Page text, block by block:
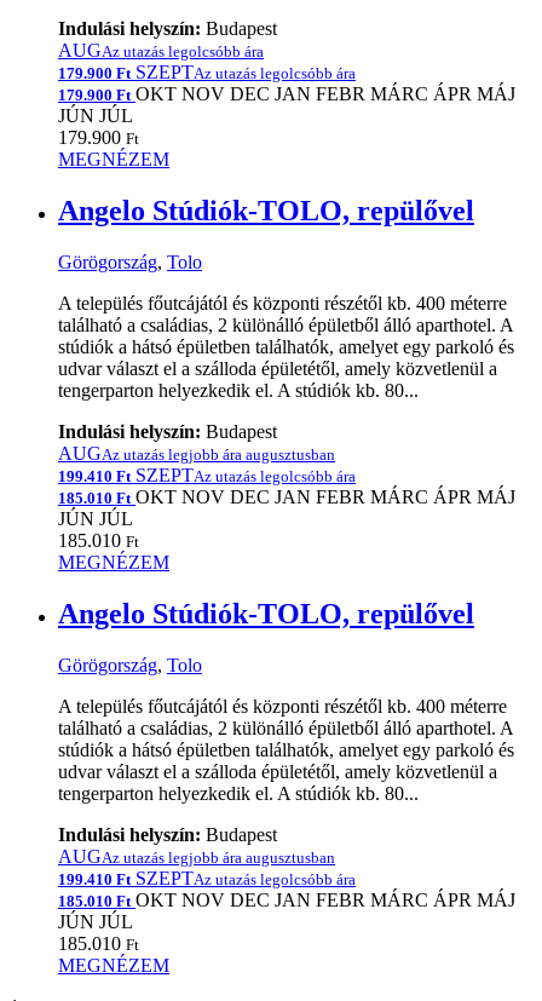
Indulási helyszín: Budapest
AUGAz utazás legolcsóbb ára
179.900 Ft SZEPTAz utazás legolcsóbb ára
179.900 Ft OKT NOV DEC JAN FEBR MÁRC ÁPR MÁJ
JÚN JÚL
179.900 Ft
MEGNÉZEM
Angelo Stúdiók-TOLO, repülővel
Görögország, Tolo
A település főutcájától és központi részétől kb. 400 méterre
található a családias, 2 különálló épületből álló aparthotel. A
stúdiók a hátsó épületben találhatók, amelyet egy parkoló és
udvar választ el a szálloda épületétől, amely közvetlenül a
tengerparton helyezkedik el. A stúdiók kb. 80...
Indulási helyszín: Budapest
AUGAz utazás legjobb ára augusztusban
199.410 Ft SZEPTAz utazás legolcsóbb ára
185.010 Ft OKT NOV DEC JAN FEBR MÁRC ÁPR MÁJ
JÚN JÚL
185.010 Ft
MEGNÉZEM
Angelo Stúdiók-TOLO, repülővel
Görögország, Tolo
A település főutcájától és központi részétől kb. 400 méterre
található a családias, 2 különálló épületből álló aparthotel. A
stúdiók a hátsó épületben találhatók, amelyet egy parkoló és
udvar választ el a szálloda épületétől, amely közvetlenül a
tengerparton helyezkedik el. A stúdiók kb. 80...
Indulási helyszín: Budapest
AUGAz utazás legjobb ára augusztusban
199.410 Ft SZEPTAz utazás legolcsóbb ára
185.010 Ft OKT NOV DEC JAN FEBR MÁRC ÁPR MÁJ
JÚN JÚL
185.010 Ft
MEGNÉZEM